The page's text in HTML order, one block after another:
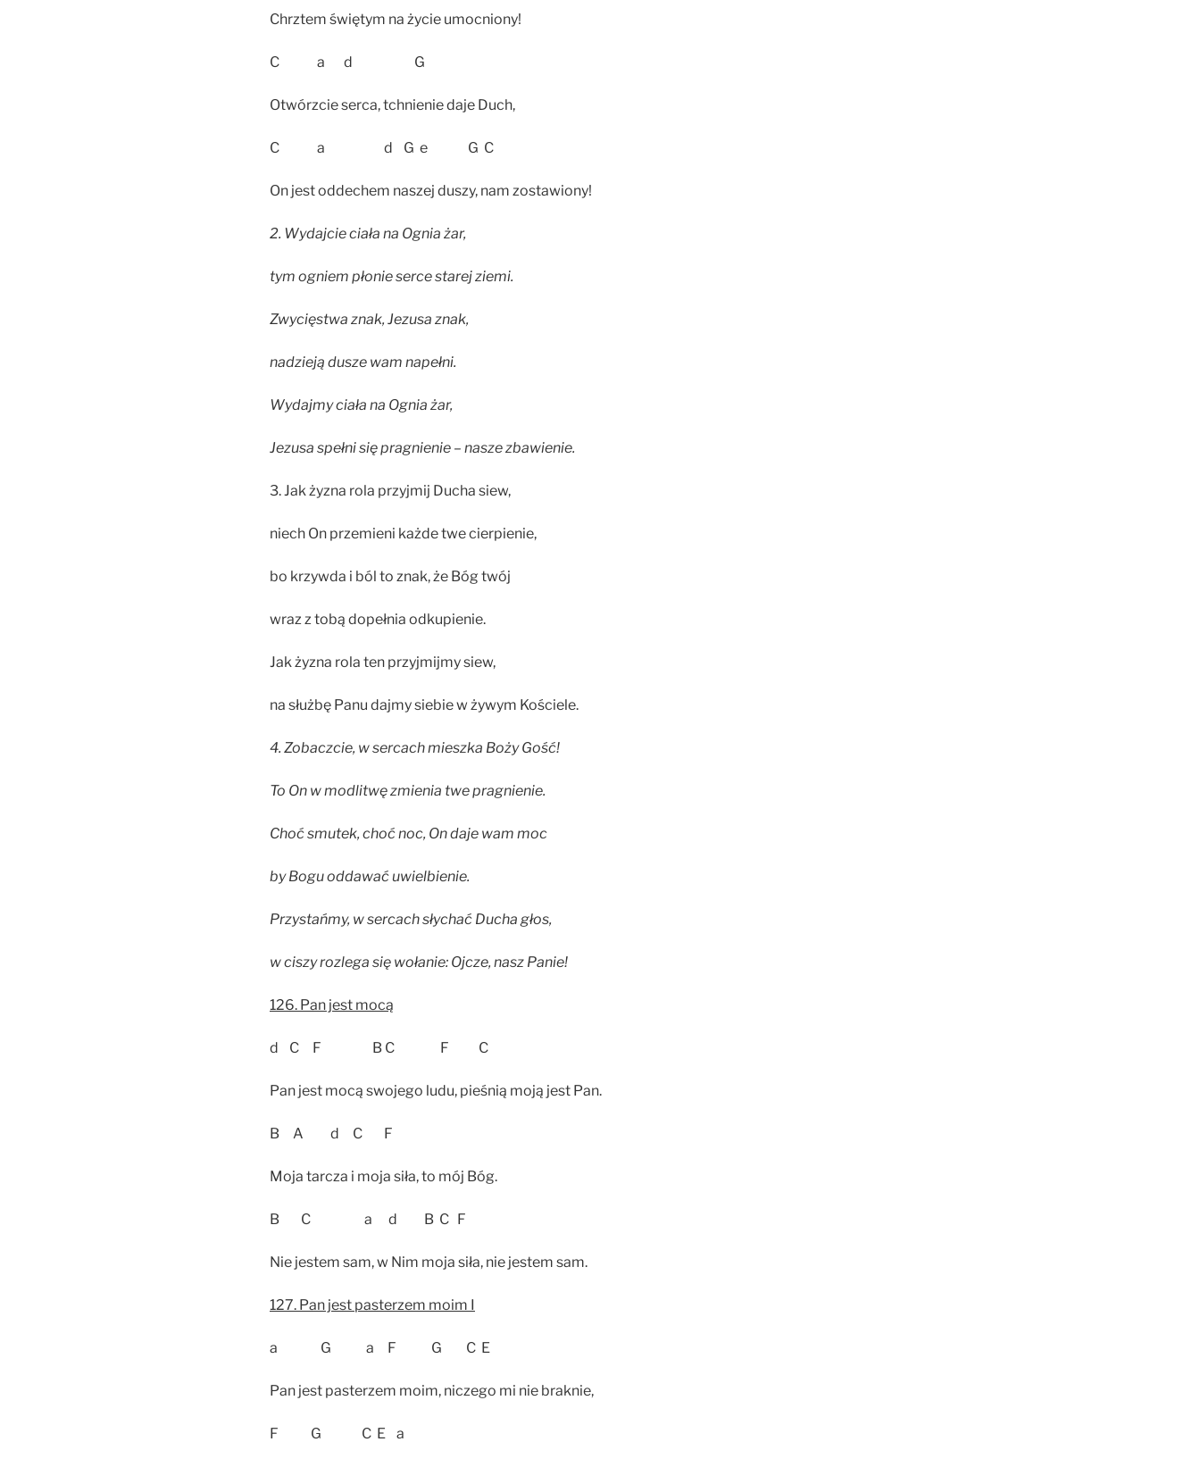
Chrztem świętym na życie umocniony!
C a d G
Otwórzcie serca, tchnienie daje Duch,
C a d G e G C
On jest oddechem naszej duszy, nam zostawiony!
2. Wydajcie ciała na Ognia żar,
tym ogniem płonie serce starej ziemi.
Zwycięstwa znak, Jezusa znak,
nadzieją dusze wam napełni.
Wydajmy ciała na Ognia żar,
Jezusa spełni się pragnienie – nasze zbawienie.
3. Jak żyzna rola przyjmij Ducha siew,
niech On przemieni każde twe cierpienie,
bo krzywda i ból to znak, że Bóg twój
wraz z tobą dopełnia odkupienie.
Jak żyzna rola ten przyjmijmy siew,
na służbę Panu dajmy siebie w żywym Kościele.
4. Zobaczcie, w sercach mieszka Boży Gość!
To On w modlitwę zmienia twe pragnienie.
Choć smutek, choć noc, On daje wam moc
by Bogu oddawać uwielbienie.
Przystańmy, w sercach słychać Ducha głos,
w ciszy rozlega się wołanie: Ojcze, nasz Panie!
126. Pan jest mocą
d C F B C F C
Pan jest mocą swojego ludu, pieśnią moją jest Pan.
B A d C F
Moja tarcza i moja siła, to mój Bóg.
B C a d B C F
Nie jestem sam, w Nim moja siła, nie jestem sam.
127. Pan jest pasterzem moim I
a G a F G C E
Pan jest pasterzem moim, niczego mi nie braknie,
F G C E a